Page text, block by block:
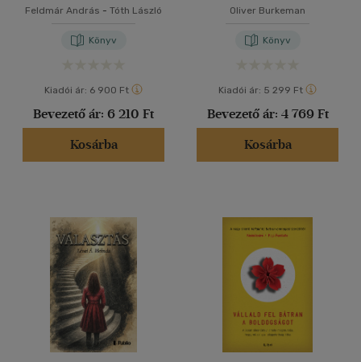
Feldmár András - Tóth László
Könyv
Kiadói ár: 6 900 Ft
Bevezető ár: 6 210 Ft
Kosárba
Oliver Burkeman
Könyv
Kiadói ár: 5 299 Ft
Bevezető ár: 4 769 Ft
Kosárba